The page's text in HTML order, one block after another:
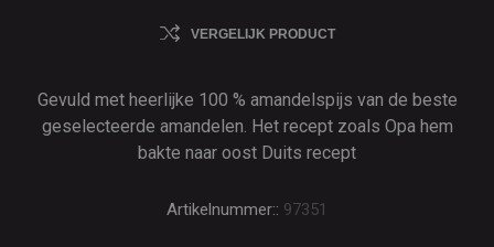
VERGELIJK PRODUCT
Gevuld met heerlijke 100 % amandelspijs van de beste
geselecteerde amandelen. Het recept zoals Opa hem
bakte naar oost Duits recept
Artikelnummer:: 97351